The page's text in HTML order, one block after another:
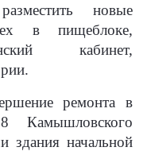
новые
в пищеблоке,
кабинет,
ремонта в
здания начальной